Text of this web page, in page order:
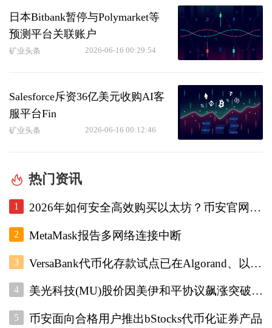
日本Bitbank暂停与Polymarket等
预测平台关联账户
矿业头条 2026-06-16 00:29:54
Salesforce斥资36亿美元收购AI客
服平台Fin
矿业头条 2026-06-16 00:12:46
热门资讯
1 2026年如何安全高效购买以太坊？币安官网注册+欧易入口双平台对比指南
2 MetaMask报告多网络连接中断
3 VersaBank代币化存款试点已在Algorand、以太坊和Stellar上运行
4 美光科技(MU)股价因美伊和平协议飙涨突破1000美元
5 币安面向合格用户推出bStocks代币化证券产品